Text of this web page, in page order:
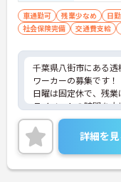
車通勤可 残業少なめ 日
社会保険完備
交通費支給
千葉県八街市にある
ワーカーの募集です！
日曜は固定休で、残
ライベートの時間を
また精皆勤手当、祝
種手当が充実しており
ご興味のある方には
に詳細をお話しいた
さい！
詳細を